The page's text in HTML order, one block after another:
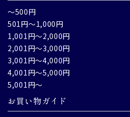
～500円
501円～1,000円
1,001円～2,000円
2,001円～3,000円
3,001円～4,000円
4,001円～5,000円
5,001円～
お買い物ガイド